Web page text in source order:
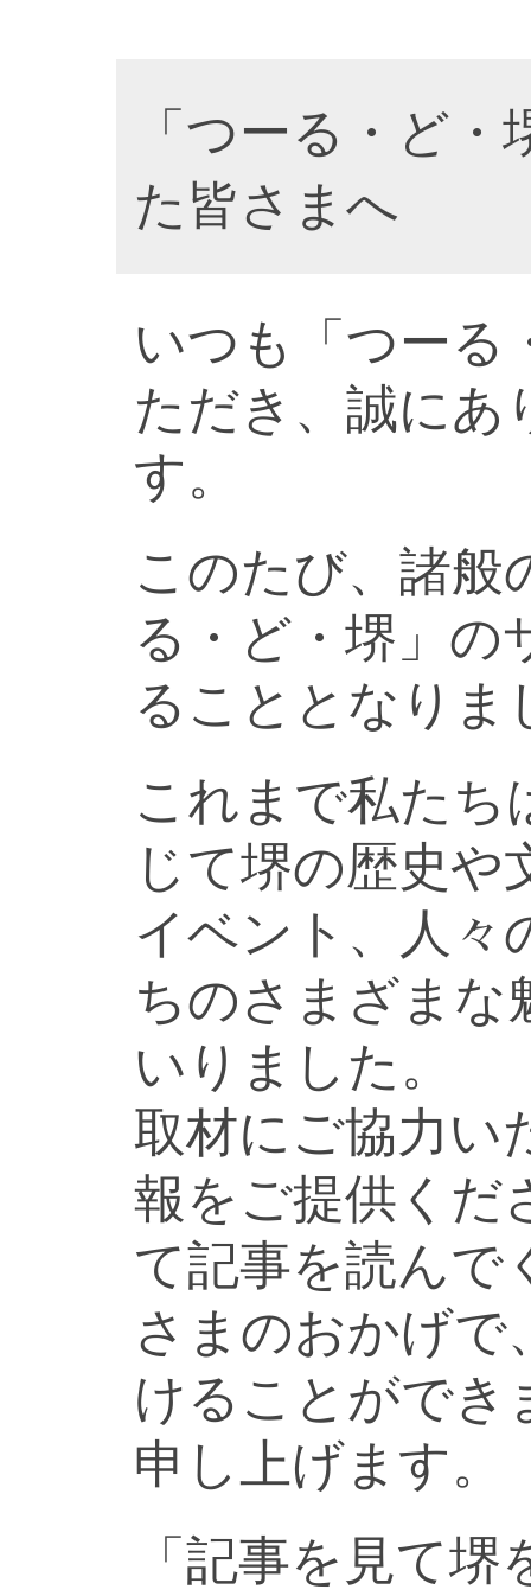
「つーる・ど
た皆さまへ
いつも「つーる
ただき、誠にあ
す。
このたび、諸般
る・ど・堺」の
ることとなりま
これまで私たち
じて堺の歴史や
イベント、人々
ちのさまざまな
いりました。
取材にご協力い
報をご提供くだ
て記事を読んで
さまのおかげで
けることができ
申し上げます。
「記事を見て